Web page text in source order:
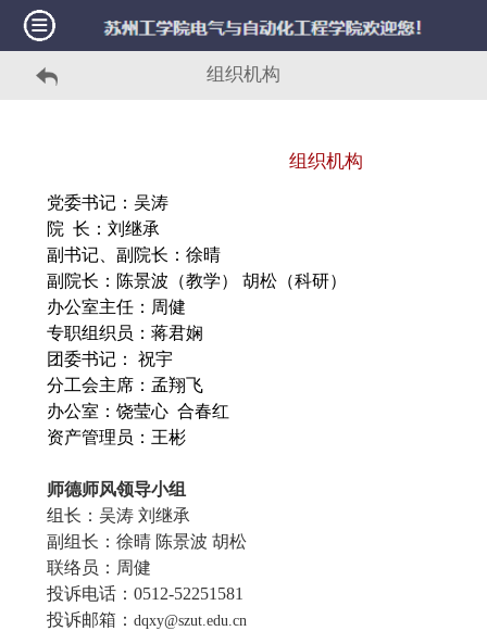
组织机构
组织机构
党委书记：吴涛
院 长：刘继承
副书记、副院长：徐晴
副院长：陈景波（教学） 胡松（科研）
办公室主任：周健
专职组织员：蒋君娴
团委书记： 祝宇
分工会主席：孟翔飞
办公室：饶莹心 合春红
资产管理员：王彬
师德师风领导小组
组长：吴涛 刘继承
副组长：徐晴 陈景波 胡松
联络员：周健
投诉电话：0512-52251581
投诉邮箱： dqxy@szut.edu.cn